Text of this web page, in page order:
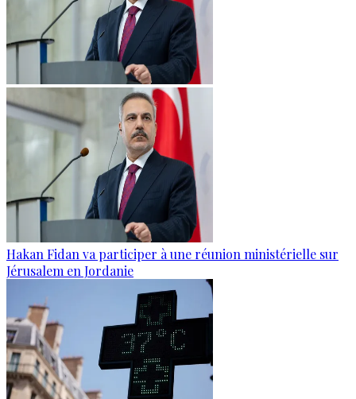
Hakan Fidan va participer à une réunion ministérielle sur
Jérusalem en Jordanie